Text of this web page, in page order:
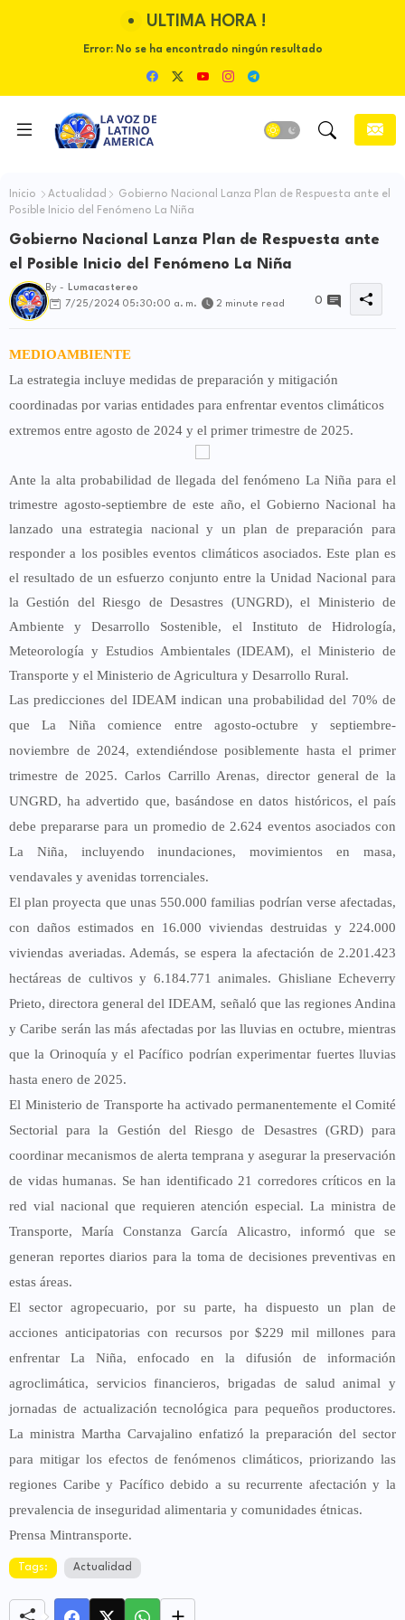
ULTIMA HORA !
Error:No se ha encontrado ningún resultado
Inicio Actualidad
Gobierno Nacional Lanza Plan de Respuesta ante el
Posible Inicio del Fenómeno La Niña
Gobierno Nacional Lanza Plan de Respuesta ante
el Posible Inicio del Fenómeno La Niña
By -
Lumacastereo
7/25/2024 05:30:00 a. m.
2 minute read 0
MEDIOAMBIENTE
La estrategia incluye medidas de preparación y mitigación
coordinadas por varias entidades para enfrentar eventos climáticos
extremos entre agosto de 2024 y el primer trimestre de 2025.
Ante la alta probabilidad de llegada del fenómeno La Niña para el
trimestre agosto-septiembre de este año, el Gobierno Nacional ha
lanzado una estrategia nacional y un plan de preparación para
responder a los posibles eventos climáticos asociados. Este plan es
el resultado de un esfuerzo conjunto entre la Unidad Nacional para
la Gestión del Riesgo de Desastres (UNGRD), el Ministerio de
Ambiente y Desarrollo Sostenible, el Instituto de Hidrología,
Meteorología y Estudios Ambientales (IDEAM), el Ministerio de
Transporte y el Ministerio de Agricultura y Desarrollo Rural.
Las predicciones del IDEAM indican una probabilidad del 70% de
que La Niña comience entre agosto-octubre y septiembre-
noviembre de 2024, extendiéndose posiblemente hasta el primer
trimestre de 2025. Carlos Carrillo Arenas, director general de la
UNGRD, ha advertido que, basándose en datos históricos, el país
debe prepararse para un promedio de 2.624 eventos asociados con
La Niña, incluyendo inundaciones, movimientos en masa,
vendavales y avenidas torrenciales.
El plan proyecta que unas 550.000 familias podrían verse afectadas,
con daños estimados en 16.000 viviendas destruidas y 224.000
viviendas averiadas. Además, se espera la afectación de 2.201.423
hectáreas de cultivos y 6.184.771 animales. Ghisliane Echeverry
Prieto, directora general del IDEAM, señaló que las regiones Andina
y Caribe serán las más afectadas por las lluvias en octubre, mientras
que la Orinoquía y el Pacífico podrían experimentar fuertes lluvias
hasta enero de 2025.
El Ministerio de Transporte ha activado permanentemente el Comité
Sectorial para la Gestión del Riesgo de Desastres (GRD) para
coordinar mecanismos de alerta temprana y asegurar la preservación
de vidas humanas. Se han identificado 21 corredores críticos en la
red vial nacional que requieren atención especial. La ministra de
Transporte, María Constanza García Alicastro, informó que se
generan reportes diarios para la toma de decisiones preventivas en
estas áreas.
El sector agropecuario, por su parte, ha dispuesto un plan de
acciones anticipatorias con recursos por $229 mil millones para
enfrentar La Niña, enfocado en la difusión de información
agroclimática, servicios financieros, brigadas de salud animal y
jornadas de actualización tecnológica para pequeños productores.
La ministra Martha Carvajalino enfatizó la preparación del sector
para mitigar los efectos de fenómenos climáticos, priorizando las
regiones Caribe y Pacífico debido a su recurrente afectación y la
prevalencia de inseguridad alimentaria y comunidades étnicas.
Prensa Mintransporte.
Tags: Actualidad